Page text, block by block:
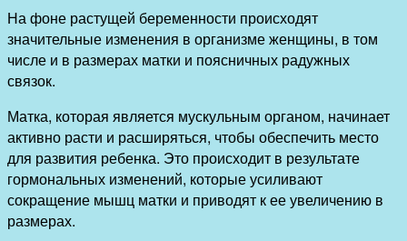
На фоне растущей беременности происходят
значительные изменения в организме женщины, в том
числе и в размерах матки и поясничных радужных
связок.
Матка, которая является мускульным органом, начинает
активно расти и расширяться, чтобы обеспечить место
для развития ребенка. Это происходит в результате
гормональных изменений, которые усиливают
сокращение мышц матки и приводят к ее увеличению в
размерах.